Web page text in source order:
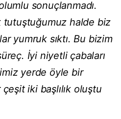
sonuçlanmadı.
tutuştuğumuz halde biz
yumruk sıktı. Bu bizim
İyi niyetli çabaları
yerde öyle bir
iki başlılık oluştu